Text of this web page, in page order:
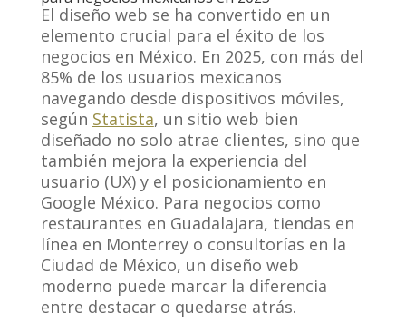
El diseño web se ha convertido en un
elemento crucial para el éxito de los
negocios en México. En 2025, con más del
85% de los usuarios mexicanos
navegando desde dispositivos móviles,
según Statista, un sitio web bien
diseñado no solo atrae clientes, sino que
también mejora la experiencia del
usuario (UX) y el posicionamiento en
Google México. Para negocios como
restaurantes en Guadalajara, tiendas en
línea en Monterrey o consultorías en la
Ciudad de México, un diseño web
moderno puede marcar la diferencia
entre destacar o quedarse atrás.